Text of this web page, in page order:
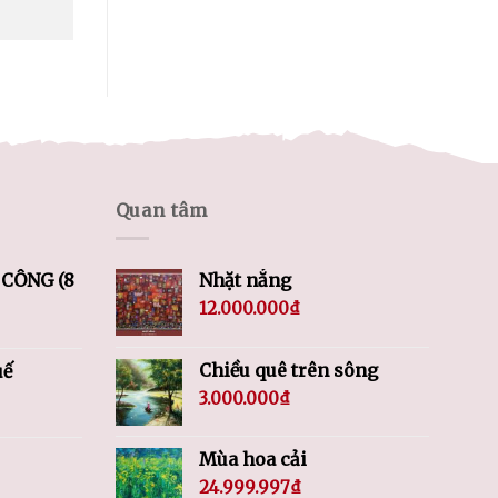
(8
Quan tâm
Nhặt nắng
12.000.000₫
Chiều quê trên sông
3.000.000₫
Mùa hoa cải
24.999.997₫